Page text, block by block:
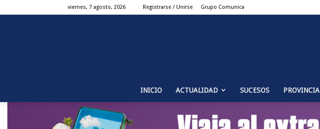
viernes, 7 agosto, 2026 Registrarse / Unirse Grupo Comunica
INICIO ACTUALIDAD SUCESOS PROVINCIA